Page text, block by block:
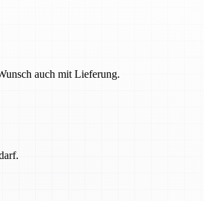
auch mit Lieferung.